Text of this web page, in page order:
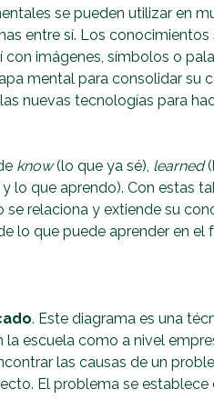
se pueden utilizar en
entre sí. Los
imágenes, símbolos o
mental para consolidar su
nuevas tecnologías para
know(lo que ya sé), learned
lo que aprendo). Con estas
relaciona y extiende su
lo que puede aprender en el
. Este diagrama es una
escuela como a nivel
las causas de un
El problema se establece